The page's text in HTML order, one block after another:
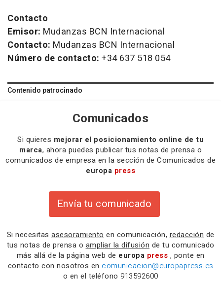
Contacto
Emisor: Mudanzas BCN Internacional
Contacto: Mudanzas BCN Internacional
Número de contacto: +34 637 518 054
Contenido patrocinado
Comunicados
Si quieres mejorar el posicionamiento online de tu
marca, ahora puedes publicar tus notas de prensa o
comunicados de empresa en la sección de Comunicados de
europa press
Envía tu comunicado
Si necesitas asesoramiento en comunicación, redacción de
tus notas de prensa o ampliar la difusión de tu comunicado
más allá de la página web de europa press , ponte en
contacto con nosotros en comunicacion@europapress.es
o en el teléfono 913592600